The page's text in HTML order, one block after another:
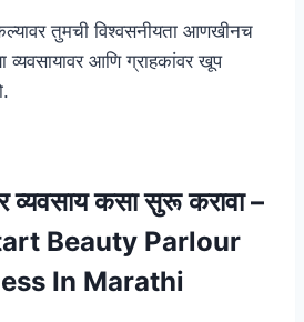
तुमची विश्वसनीयता आणखीनच
व्यवसायावर आणि ग्राहकांवर खूप
व्यवसाय कसा सुरू करावा –
Beauty Parlour
In Marathi